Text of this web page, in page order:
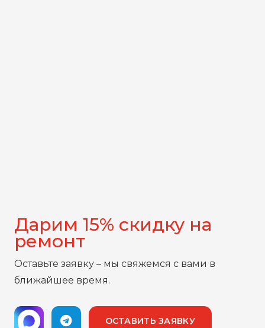
Дарим 15% скидку на
ремонт
Оставьте заявку – мы свяжемся с вами в
ближайшее время.
ОСТАВИТЬ ЗАЯВКУ